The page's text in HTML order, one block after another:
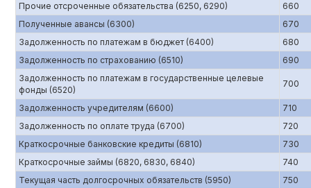
Прочие отсроченные обязательства (6250, 6290)
660
Полученные авансы (6300)
670
Задолженность по платежам в бюджет (6400)
680
Задолженность по страхованию (6510)
690
Задолженность по платежам в государственные целевые
фонды (6520)
700
Задолженность учредителям (6600)
710
Задолженность по оплате труда (6700)
720
Краткосрочные банковские кредиты (6810)
730
Краткосрочные займы (6820, 6830, 6840)
740
Текущая часть долгосрочных обязательств (5950)
750